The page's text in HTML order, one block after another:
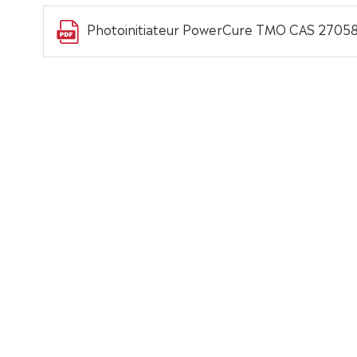
Photoinitiateur PowerCure TMO CAS